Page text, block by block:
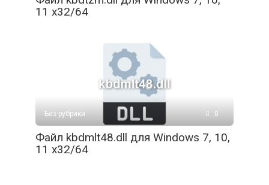
11 x32/64
Без рубрики 0
Файл kbdmlt48.dll для Windows 7, 10,
11 x32/64